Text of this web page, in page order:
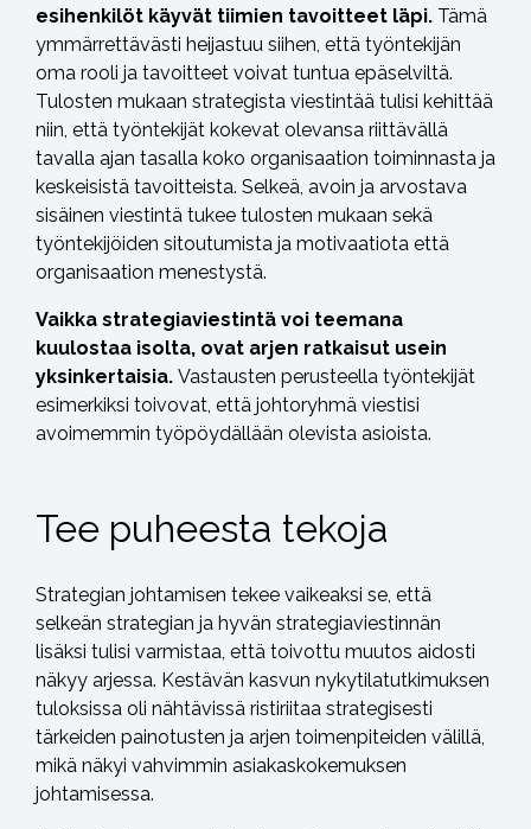
esihenkilöt käyvät tiimien tavoitteet läpi. Tämä
ymmärrettävästi heijastuu siihen, että työntekijän
oma rooli ja tavoitteet voivat tuntua epäselviltä.
Tulosten mukaan strategista viestintää tulisi kehittää
niin, että työntekijät kokevat olevansa riittävällä
tavalla ajan tasalla koko organisaation toiminnasta ja
keskeisistä tavoitteista. Selkeä, avoin ja arvostava
sisäinen viestintä tukee tulosten mukaan sekä
työntekijöiden sitoutumista ja motivaatiota että
organisaation menestystä.
Vaikka strategiaviestintä voi teemana
kuulostaa isolta, ovat arjen ratkaisut usein
yksinkertaisia. Vastausten perusteella työntekijät
esimerkiksi toivovat, että johtoryhmä viestisi
avoimemmin työpöydällään olevista asioista.
Tee puheesta tekoja
Strategian johtamisen tekee vaikeaksi se, että
selkeän strategian ja hyvän strategiaviestinnän
lisäksi tulisi varmistaa, että toivottu muutos aidosti
näkyy arjessa. Kestävän kasvun nykytilatutkimuksen
tuloksissa oli nähtävissä ristiriitaa strategisesti
tärkeiden painotusten ja arjen toimenpiteiden välillä,
mikä näkyi vahvimmin asiakaskokemuksen
johtamisessa.